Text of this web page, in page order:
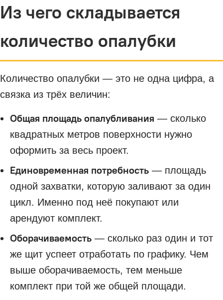
Из чего складывается
количество опалубки
Количество опалубки — это не одна цифра, а
связка из трёх величин:
Общая площадь опалубливания — сколько
квадратных метров поверхности нужно
оформить за весь проект.
Единовременная потребность — площадь
одной захватки, которую заливают за один
цикл. Именно под неё покупают или
арендуют комплект.
Оборачиваемость — сколько раз один и тот
же щит успеет отработать по графику. Чем
выше оборачиваемость, тем меньше
комплект при той же общей площади.